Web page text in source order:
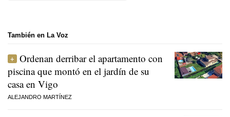
También en La Voz
Ordenan derribar el apartamento con
piscina que montó en el jardín de su
casa en Vigo
ALEJANDRO MARTÍNEZ